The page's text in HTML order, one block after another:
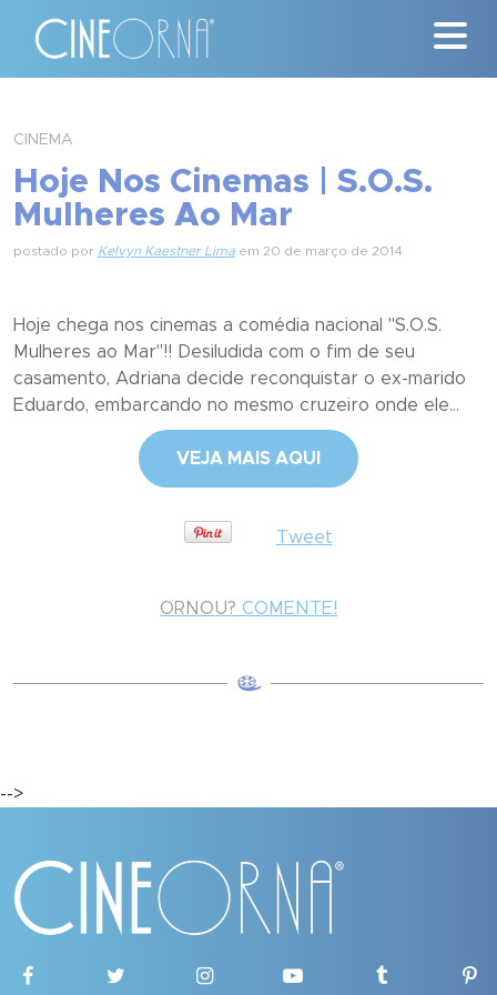
News
#ClássicosCineOrna
CINEMA
Hoje Nos Cinemas | S.O.S.
Mulheres Ao Mar
postado por Kelvyn Kaestner Lima em 20 de março de 2014
Hoje chega nos cinemas a comédia nacional "S.O.S.
Mulheres ao Mar"!! Desiludida com o fim de seu
casamento, Adriana decide reconquistar o ex-marido
Eduardo, embarcando no mesmo cruzeiro onde ele...
VEJA MAIS AQUI
Tweet
ORNOU? COMENTE!
-->